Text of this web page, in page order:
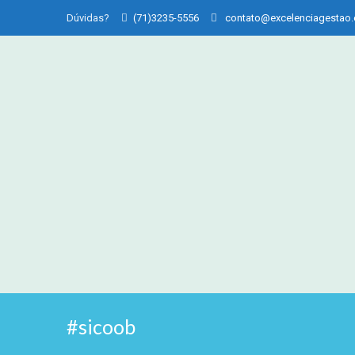
Dúvidas? (71)3235-5556
#sicoob